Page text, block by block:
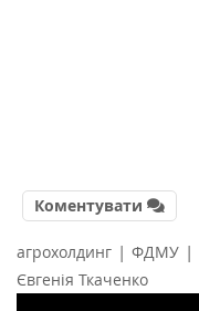
Коментувати
агрохолдинг | ФДМУ |
Євгенія Ткаченко